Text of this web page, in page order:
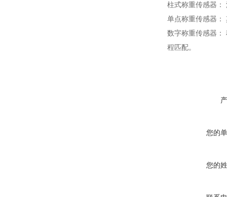
柱式称重传感器：
单点称重传感器：
数字称重传感器：
程匹配。
您的
您的